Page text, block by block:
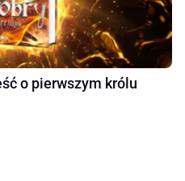
o pierwszym królu